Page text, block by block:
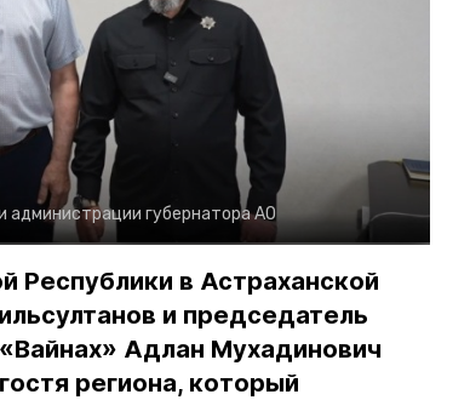
губернатора АО
Республики в Астраханской
и председатель
Адлан Мухадинович
региона, который